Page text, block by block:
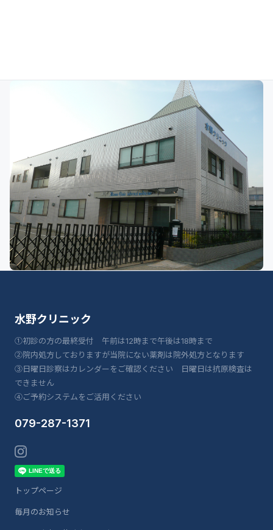
水野クリニック
①初診の方の最終受付 午前は12時まで午後は18時まで
②院内処方しておりますが当院にない薬剤は院外処方となります
③日曜日診察はカレンダーをご確認ください 日曜日は抗原検査は
できません
④ご予約システムをご活用ください
079-287-1371
トップページ
毎月のお知らせ